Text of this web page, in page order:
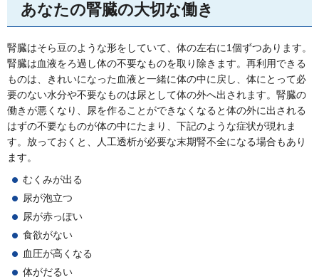
あなたの腎臓の大切な働き
腎臓はそら豆のような形をしていて、体の左右に1個ずつあります。
腎臓は血液をろ過し体の不要なものを取り除きます。再利用できる
ものは、きれいになった血液と一緒に体の中に戻し、体にとって必
要のない水分や不要なものは尿として体の外へ出されます。腎臓の
働きが悪くなり、尿を作ることができなくなると体の外に出される
はずの不要なものが体の中にたまり、下記のような症状が現れま
す。放っておくと、人工透析が必要な末期腎不全になる場合もあり
ます。
むくみが出る
尿が泡立つ
尿が赤っぽい
食欲がない
血圧が高くなる
体がだるい